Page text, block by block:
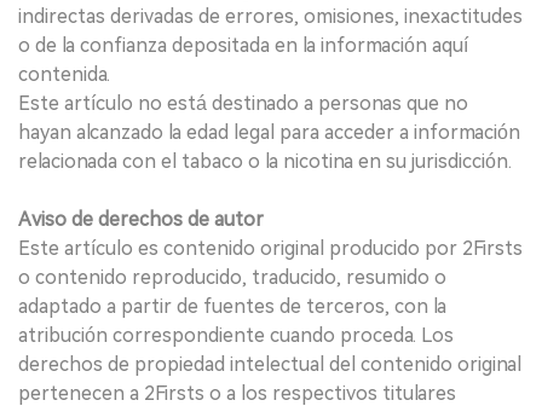
indirectas derivadas de errores, omisiones, inexactitudes
o de la confianza depositada en la información aquí
contenida.
Este artículo no está destinado a personas que no
hayan alcanzado la edad legal para acceder a información
relacionada con el tabaco o la nicotina en su jurisdicción.
Aviso de derechos de autor
Este artículo es contenido original producido por 2Firsts
o contenido reproducido, traducido, resumido o
adaptado a partir de fuentes de terceros, con la
atribución correspondiente cuando proceda. Los
derechos de propiedad intelectual del contenido original
pertenecen a 2Firsts o a los respectivos titulares